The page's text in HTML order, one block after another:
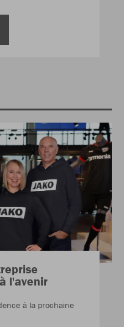
l'avenir
à la prochaine